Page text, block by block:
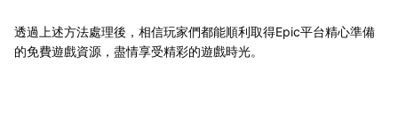
透過上述方法處理後，相信玩家們都能順利取得Epic平台精心準備
的免費遊戲資源，盡情享受精彩的遊戲時光。